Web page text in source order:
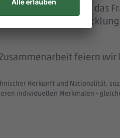
together“ und das
feiern wir
Herkunft und Nationalität,
individuellen Merkmalen -